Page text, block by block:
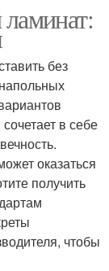
без
в себе
оказаться
получить
чтобы